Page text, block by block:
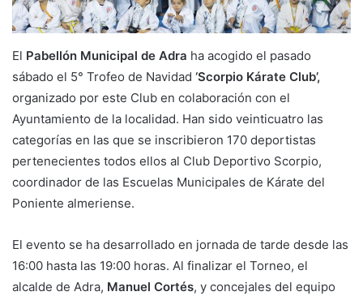
El Pabellón Municipal de Adra ha acogido el pasado
sábado el 5° Trofeo de Navidad ‘Scorpio Kárate Club’,
organizado por este Club en colaboración con el
Ayuntamiento de la localidad. Han sido veinticuatro las
categorías en las que se inscribieron 170 deportistas
pertenecientes todos ellos al Club Deportivo Scorpio,
coordinador de las Escuelas Municipales de Kárate del
Poniente almeriense.
El evento se ha desarrollado en jornada de tarde desde las
16:00 hasta las 19:00 horas. Al finalizar el Torneo, el
alcalde de Adra, Manuel Cortés, y concejales del equipo